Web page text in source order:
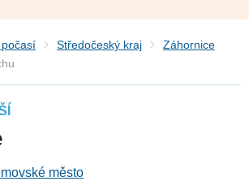
Středočeský kraj
Záhornice
město